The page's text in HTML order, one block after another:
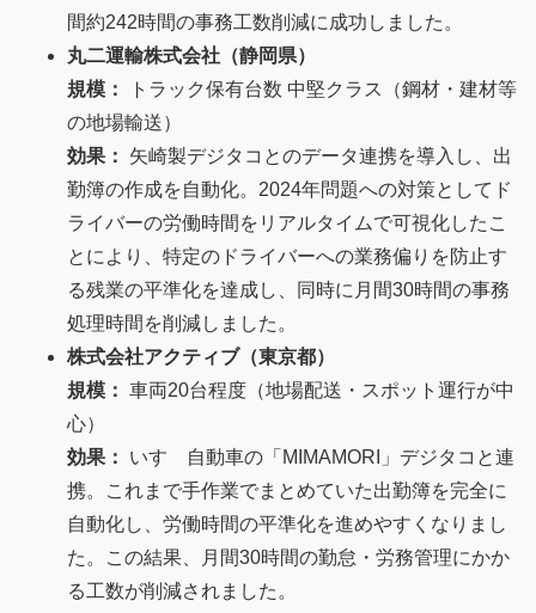
間約242時間の事務工数削減に成功しました。
丸二運輸株式会社（静岡県）
規模：
トラック保有台数 中堅クラス（鋼材・建材等
の地場輸送）
効果：
矢崎製デジタコとのデータ連携を導入し、出
勤簿の作成を自動化。2024年問題への対策としてド
ライバーの労働時間をリアルタイムで可視化したこ
とにより、特定のドライバーへの業務偏りを防止す
る残業の平準化を達成し、同時に月間30時間の事務
処理時間を削減しました。
株式会社アクティブ（東京都）
規模： 車両20台程度（地場配送・スポット運行が中
心）
効果：
いすゞ自動車の「MIMAMORI」デジタコと連
携。これまで手作業でまとめていた出勤簿を完全に
自動化し、労働時間の平準化を進めやすくなりまし
た。この結果、月間30時間の勤怠・労務管理にかか
る工数が削減されました。